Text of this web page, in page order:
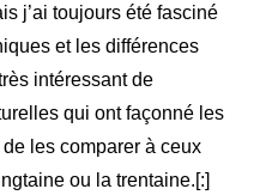
j’ai toujours été fasciné
et les différences
intéressant de
qui ont façonné les
les comparer à ceux
ou la trentaine.[:]